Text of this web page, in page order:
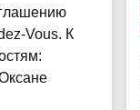
Vous. К